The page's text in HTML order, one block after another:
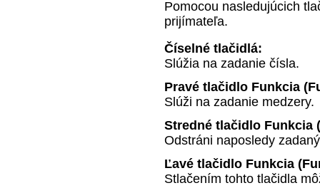
Pomocou nasledujúcich
prijímateľa.
Číselné tlačidlá:
Slúžia na zadanie čísla.
Pravé tlačidlo Funkcia
Slúži na zadanie medzery.
Stredné tlačidlo Funkcia
Odstráni naposledy
Ľavé tlačidlo Funkcia
Stlačením tohto tlačidla